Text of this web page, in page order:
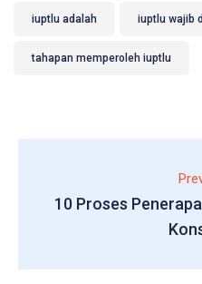
iuptlu adalah iuptlu wajib
tahapan memperoleh iuptlu
10 Proses